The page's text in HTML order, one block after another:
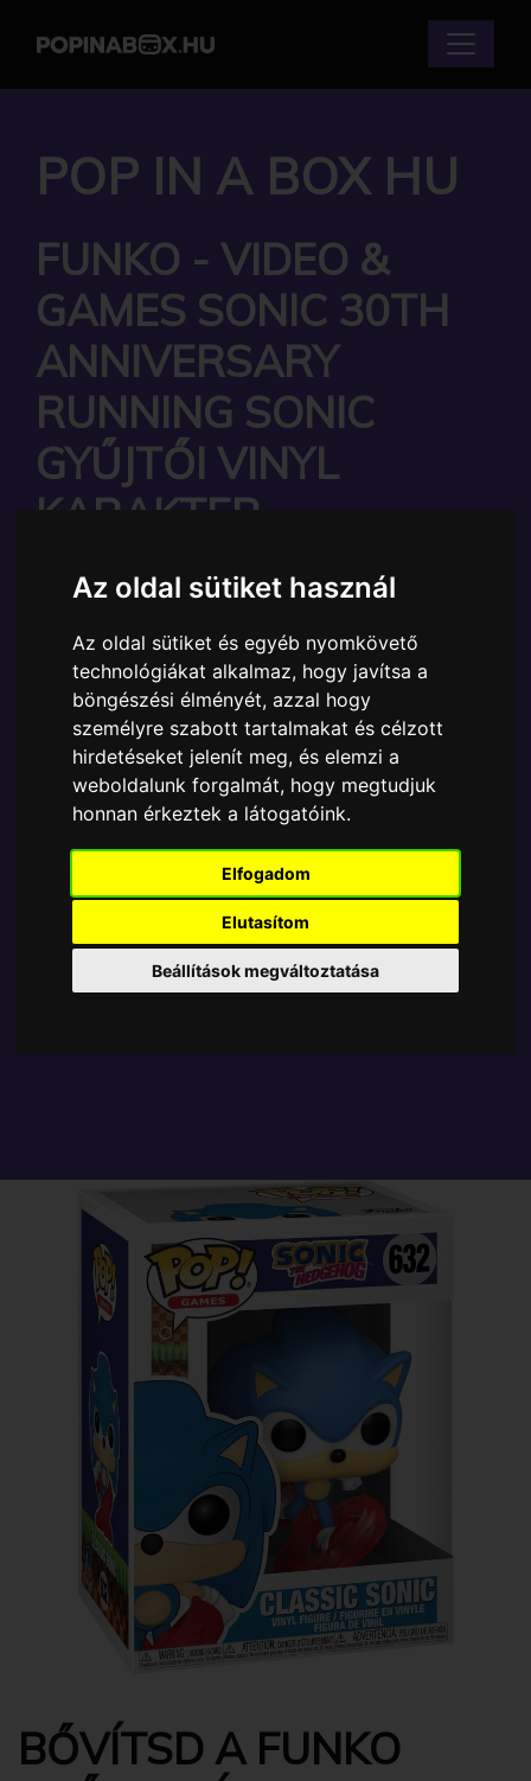
Az oldal sütiket használ
Az oldal sütiket és egyéb nyomkövető
technológiákat alkalmaz, hogy javítsa a
böngészési élményét, azzal hogy
személyre szabott tartalmakat és célzott
hirdetéseket jelenít meg, és elemzi a
weboldalunk forgalmát, hogy megtudjuk
honnan érkeztek a látogatóink.
Elfogadom
Elutasítom
Beállítások megváltoztatása
POP IN A BOX HU
FUNKO - VIDEO &
GAMES SONIC 30TH
ANNIVERSARY
RUNNING SONIC
GYŰJTŐI VINYL
KARAKTER
Cikkszám:889698519649
Ára:6190 Ft
A Funko POP - Games egyik népszerű terméke a
Funko - Video & Games Sonic 30th Anniversary
Running Sonic gyűjtői vinyl karakter, amely ablakos
csomagolásban azaz - POP In a Box - várja új
gazdáját.
TOVÁBB A VÁSÁRLÁSRA
Tetszik? Osszd meg másokkal!
BŐVÍTSD A FUNKO